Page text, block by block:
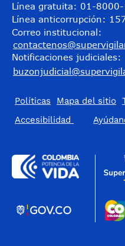
Línea gratuita: 01-
Línea anticorrupción:
Correo institucional:
Notificaciones judiciales:
Políticas Mapa del sitio
Accesibilidad